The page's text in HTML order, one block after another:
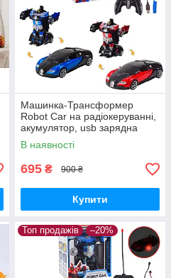
Машинка-Трансформер
Robot Car на радіокеруванні,
акумулятор, usb зарядна
В наявності
695 ₴ 900 ₴
Купити
Топ продажів –20%